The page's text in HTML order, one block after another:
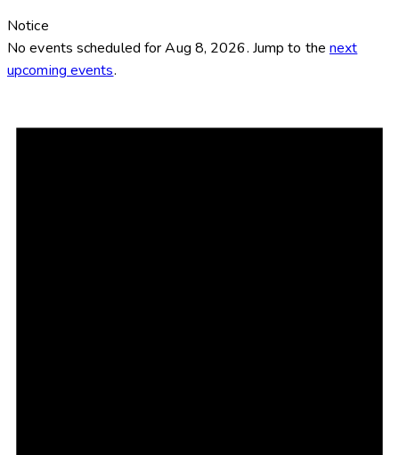
Notice
No events scheduled for Aug 8, 2026. Jump to the next
upcoming events.